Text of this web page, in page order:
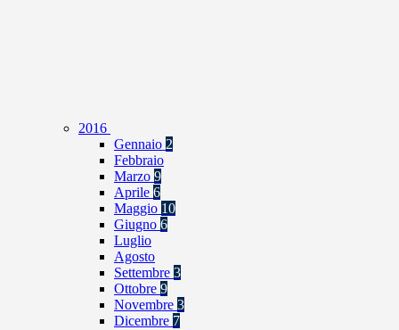
2016
Gennaio 2
Febbraio
Marzo 9
Aprile 6
Maggio 10
Giugno 6
Luglio
Agosto
Settembre 3
Ottobre 9
Novembre 3
Dicembre 7